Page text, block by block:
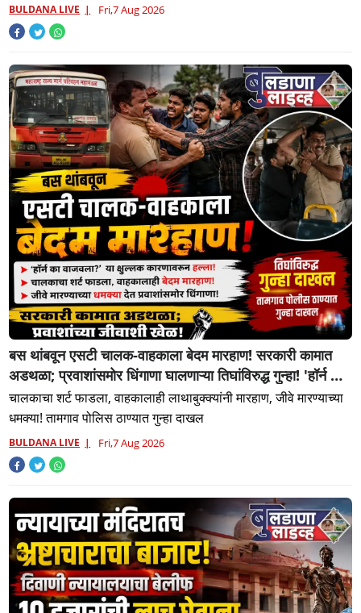
BULDANA LIVE Fri,7 Aug 2026
बस थांबवून एसटी चालक-वाहकाला बेदम मारहाण! सरकारी कामात
अडथळा; प्रवाशांसमोर धिंगाणा घालणाऱ्या तिघांविरुद्ध गुन्हा! 'हॉर्न का
वाजवला?' या क्षुल्लक कारणावरून संतापजनक प्रकार;
चालकाचा शर्ट फाडला, वाहकालाही लाथाबुक्क्यांनी मारहाण, जीवे मारण्याच्या
धमक्या! तामगाव पोलिस ठाण्यात गुन्हा दाखल
BULDANA LIVE Fri,7 Aug 2026